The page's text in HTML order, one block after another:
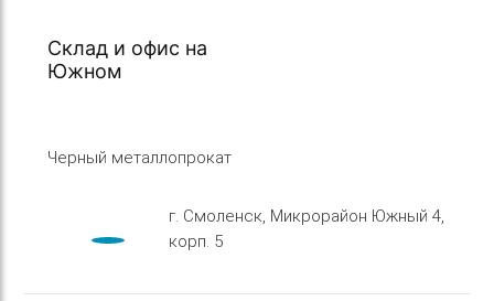
Склад и офис на
Южном
Черный металлопрокат
г. Смоленск, Микрорайон Южный 4,
корп. 5